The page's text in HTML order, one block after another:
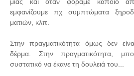
εμφανίζουμε πχ συμπτώματα
ματιών, κλπ.
Στην πραγματικότητα όμως δεν
δέρμα. Στην πραγματικότητα,
συστατικό να έκανε τη δουλειά του...